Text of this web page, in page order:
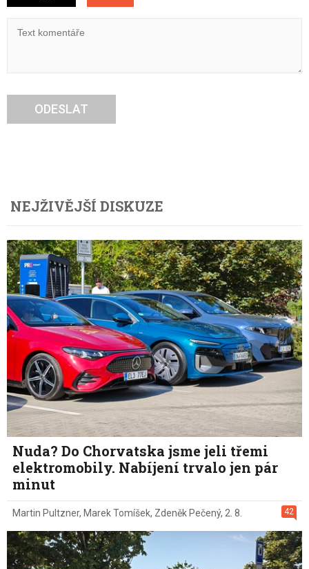
ODESLAT
NEJŽIVĚJŠÍ DISKUZE
Nuda? Do Chorvatska jsme jeli třemi
elektromobily. Nabíjení trvalo jen pár
minut
42
Martin Pultzner, Marek Tomíšek, Zdeněk Pečený, 2. 8.